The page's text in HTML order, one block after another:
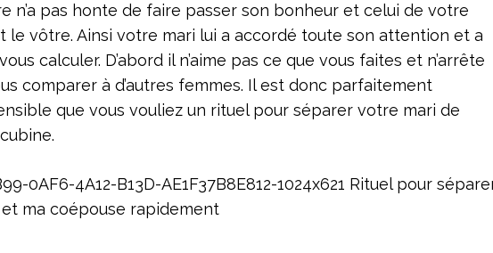
n’a pas honte de faire passer son bonheur et celui de votre
le vôtre. Ainsi votre mari lui a accordé toute son attention et a
calculer. D’abord il n’aime pas ce que vous faites et n’arrête
comparer à d’autres femmes. Il est donc parfaitement
que vous vouliez un rituel pour séparer votre mari de